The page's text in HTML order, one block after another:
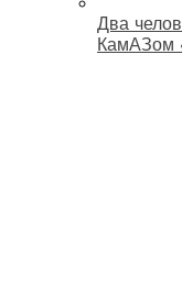
Два
КамАЗом